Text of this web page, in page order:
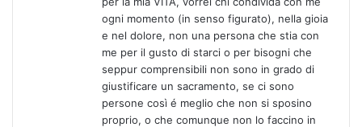
ogni momento (in senso figurato), nella gioia
e nel dolore, non una persona che stia con
me per il gusto di starci o per bisogni che
seppur comprensibili non sono in grado di
giustificare un sacramento, se ci sono
persone così é meglio che non si sposino
proprio, o che comunque non lo faccino in